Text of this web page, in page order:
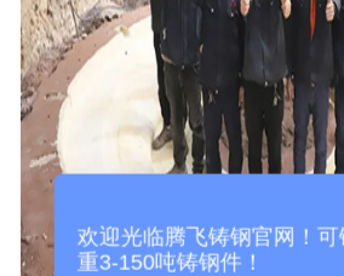
欢迎光临腾飞铸钢官网！
重3-150吨铸钢件！